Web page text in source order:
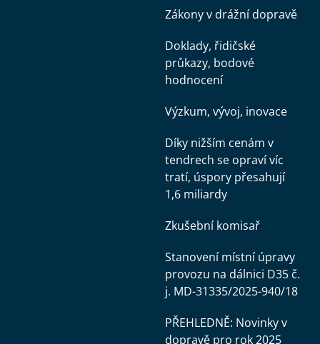
Zákony v drážní dopravě
Doklady, řidičské
průkazy, bodové
hodnocení
Výzkum, vývoj, inovace
Díky nižším cenám v
tendrech se opraví víc
tratí, úspory přesahují
1,6 miliardy
Zkušební komisař
Stanovení místní úpravy
provozu na dálnici D35 č.
j. MD-31335/2025-940/18
PŘEHLEDNĚ: Novinky v
dopravě pro rok 2025